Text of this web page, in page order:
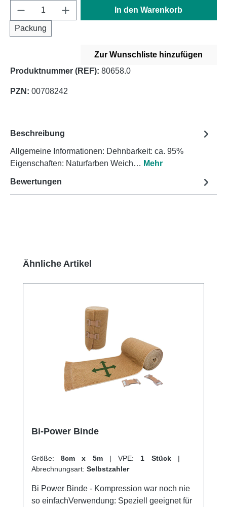
Produkt Anzahl: Gib den gewünschten
Packung
In den Warenkorb
Zur Wunschliste hinzufügen
Produktnummer (REF): 80658.0
PZN: 00708242
Beschreibung
Allgemeine Informationen: Dehnbarkeit: ca. 95%
Eigenschaften: Naturfarben Weich… Mehr
Bewertungen
Produktgalerie überspringen
Ähnliche Artikel
Bi-Power Binde
Größe: 8cm x 5m | VPE: 1 Stück |
Abrechnungsart: Selbstzahler
Bi Power Binde - Kompression war noch nie
so einfachVerwendung: Speziell geeignet für